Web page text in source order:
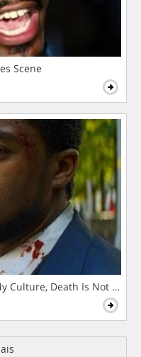
Scene
Culture, Death Is Not The